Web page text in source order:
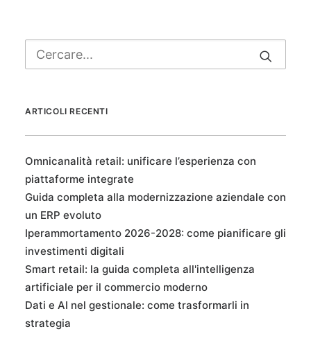
ARTICOLI RECENTI
Omnicanalità retail: unificare l’esperienza con
piattaforme integrate
Guida completa alla modernizzazione aziendale con
un ERP evoluto
Iperammortamento 2026-2028: come pianificare gli
investimenti digitali
Smart retail: la guida completa all'intelligenza
artificiale per il commercio moderno
Dati e AI nel gestionale: come trasformarli in
strategia